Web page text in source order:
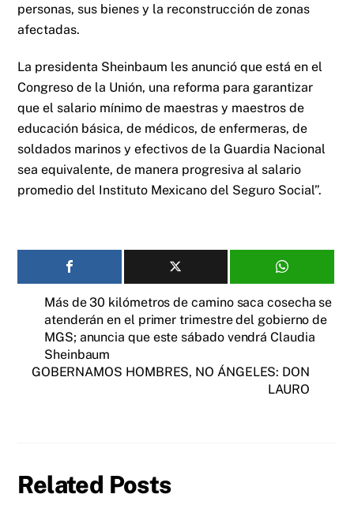
personas, sus bienes y la reconstrucción de zonas
afectadas.
La presidenta Sheinbaum les anunció que está en el
Congreso de la Unión, una reforma para garantizar
que el salario mínimo de maestras y maestros de
educación básica, de médicos, de enfermeras, de
soldados marinos y efectivos de la Guardia Nacional
sea equivalente, de manera progresiva al salario
promedio del Instituto Mexicano del Seguro Social”.
Más de 30 kilómetros de camino saca cosecha se
atenderán en el primer trimestre del gobierno de
MGS; anuncia que este sábado vendrá Claudia
Sheinbaum
GOBERNAMOS HOMBRES, NO ÁNGELES: DON
LAURO
Related Posts